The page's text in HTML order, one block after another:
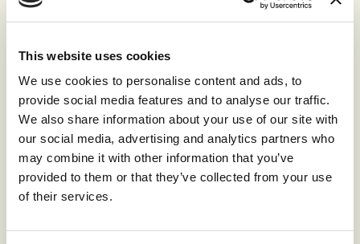
This website uses cookies
We use cookies to personalise content and ads, to
provide social media features and to analyse our traffic.
We also share information about your use of our site with
our social media, advertising and analytics partners who
may combine it with other information that you’ve
provided to them or that they’ve collected from your use
of their services.
ISG Buyers Guide™ for Contact Centers for Insurance
ISG Buyers Guide™ for Contact Centers for Retail 2025
“We zijn verheugd dat we opnieuw worden erkend als een
voorbeeldige leverancier die toonaangevend is in de CX-
sector”, aldus Martin Taylor, medeoprichter en adjunct-CEO
van Content Guru. “De ISG Buyers Guides 2025 tonen de
veelzijdigheid van hetstorm-platform, ook in belangrijke
sectoren en CX-categorieën. Terwijl we blijven innoveren,
blijftstormhet fundament waarop organisaties
leveren.”